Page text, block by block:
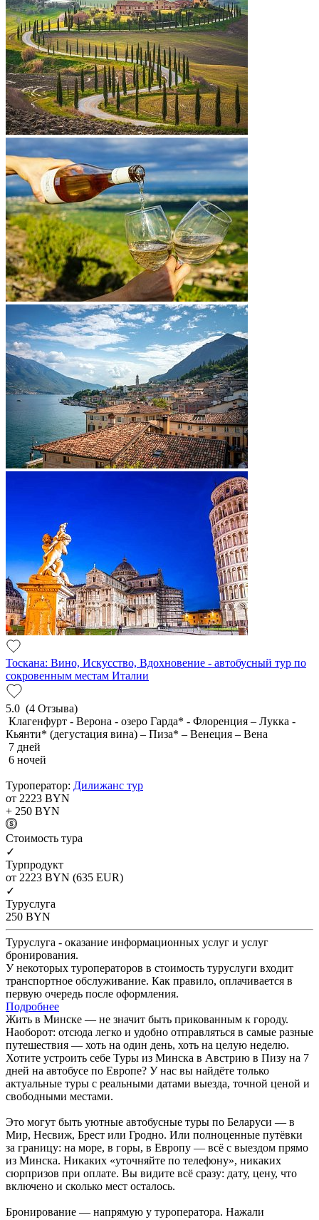
Тоскана: Вино, Искусство, Вдохновение - автобусный тур по
сокровенным местам Италии
5.0 (4 Отзыва)
Клагенфурт - Верона - озеро Гарда* - Флоренция – Лукка -
Кьянти* (дегустация вина) – Пиза* – Венеция – Вена
7 дней
6 ночей
Туроператор: Дилижанс тур
от 2223 BYN
+ 250 BYN
Cтоимость тура
✓
Турпродукт
от 2223 BYN (635 EUR)
✓
Туруслуга
250 BYN
Туруслуга - оказание информационных услуг и услуг
бронирования.
У некоторых туроператоров в стоимость туруслуги входит
транспортное обслуживание. Как правило, оплачивается в
первую очередь после оформления.
Подробнее
Жить в Минске — не значит быть прикованным к городу.
Наоборот: отсюда легко и удобно отправляться в самые разные
путешествия — хоть на один день, хоть на целую неделю.
Хотите устроить себе Туры из Минска в Австрию в Пизу на 7
дней на автобусе по Европе? У нас вы найдёте только
актуальные туры с реальными датами выезда, точной ценой и
свободными местами.
Это могут быть уютные автобусные туры по Беларуси — в
Мир, Несвиж, Брест или Гродно. Или полноценные путёвки
за границу: на море, в горы, в Европу — всё с выездом прямо
из Минска. Никаких «уточняйте по телефону», никаких
сюрпризов при оплате. Вы видите всё сразу: дату, цену, что
включено и сколько мест осталось.
Бронирование — напрямую у туроператора. Нажали